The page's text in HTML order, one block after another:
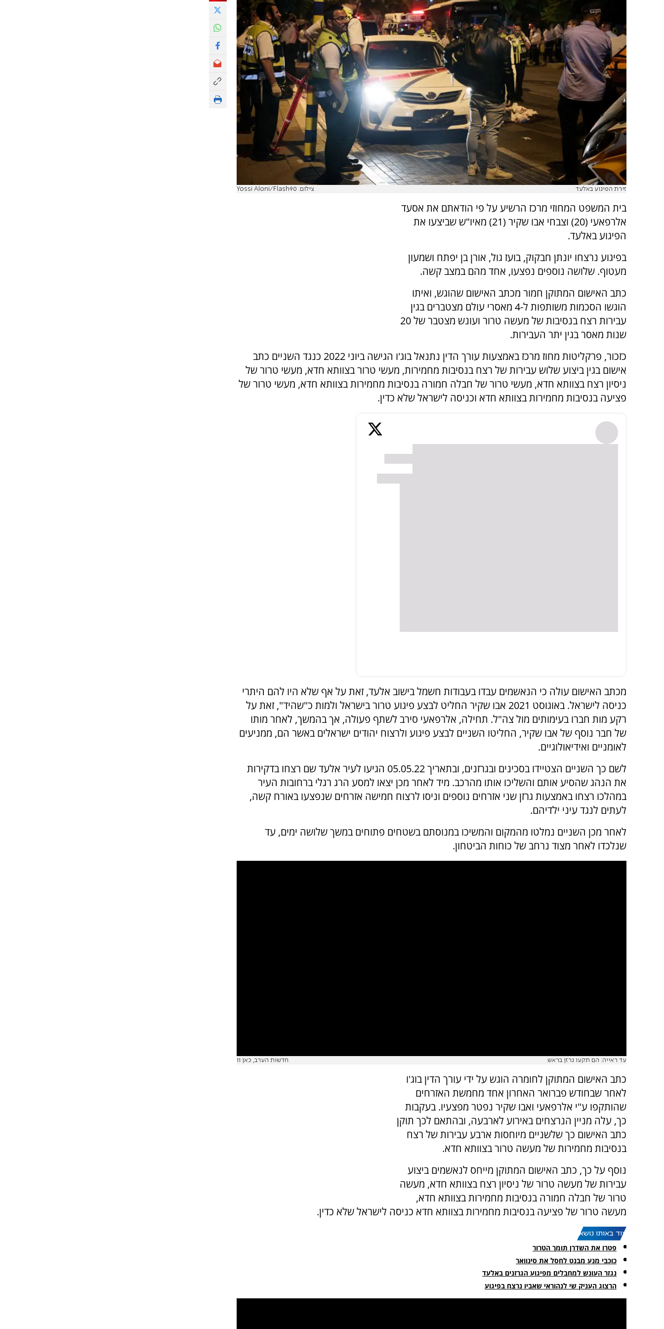
זירת הפיגוע באלעד צילום: Yossi Aloni/Flash90
בית המשפט המחוזי מרכז הרשיע על פי הודאתם את אסעד
אלרפאעי (20) וצבחי אבו שקיר (21) מאיו"ש שביצעו את
הפיגוע באלעד.
בפיגוע נרצחו יונתן חבקוק, בועז גול, אורן בן יפתח ושמעון
מעטוף. שלושה נוספים נפצעו, אחד מהם במצב קשה.
כתב האישום המתוקן חמור מכתב האישום שהוגש, ואיתו
הוגשו הסכמות משותפות ל-4 מאסרי עולם מצטברים בגין
עבירות רצח בנסיבות של מעשה טרור ועונש מצטבר של 20
שנות מאסר בגין יתר העבירות.
כזכור, פרקליטות מחוז מרכז באמצעות עורך הדין נתנאל בוג'ו הגישה ביוני 2022 כנגד השניים כתב
אישום בגין ביצוע שלוש עבירות של רצח בנסיבות מחמירות, מעשי טרור בצוותא חדא, מעשי טרור של
ניסיון רצח בצוותא חדא, מעשי טרור של חבלה חמורה בנסיבות מחמירות בצוותא חדא, מעשי טרור של
פציעה בנסיבות מחמירות בצוותא חדא וכניסה לישראל שלא כדין.
מכתב האישום עולה כי הנאשמים עבדו בעבודות חשמל בישוב אלעד, זאת על אף שלא היו להם היתרי
כניסה לישראל. באוגוסט 2021 אבו שקיר החליט לבצע פיגוע טרור בישראל ולמות כ"שהיד", זאת על
רקע מות חברו בעימותים מול צה"ל. תחילה, אלרפאעי סירב לשתף פעולה, אך בהמשך, לאחר מותו
של חבר נוסף של אבו שקיר, החליטו השניים לבצע פיגוע ולרצוח יהודים ישראלים באשר הם, ממניעים
לאומניים ואידיאולוגיים.
לשם כך השניים הצטיידו בסכינים ובגרזנים, ובתאריך 05.05.22 הגיעו לעיר אלעד שם רצחו בדקירות
את הנהג שהסיע אותם והשליכו אותו מהרכב. מיד לאחר מכן יצאו למסע הרג רגלי ברחובות העיר
במהלכו רצחו באמצעות גרזן שני אזרחים נוספים וניסו לרצוח חמישה אזרחים שנפצעו באורח קשה,
לעתים לנגד עיני ילדיהם.
לאחר מכן השניים נמלטו מהמקום והמשיכו במנוסתם בשטחים פתוחים במשך שלושה ימים, עד
שנלכדו לאחר מצוד נרחב של כוחות הביטחון.
עד ראייה: הם תקעו גרזן בראש חדשות הערב, כאן 11
כתב האישום המתוקן לחומרה הוגש על ידי עורך הדין בוג'ו
לאחר שבחודש פברואר האחרון אחד מחמשת האזרחים
שהותקפו ע"י אלרפאעי ואבו שקיר נפטר מפצעיו. בעקבות
כך, עלה מניין הנרצחים באירוע לארבעה, ובהתאם לכך תוקן
כתב האישום כך שלשניים מיוחסות ארבע עבירות של רצח
בנסיבות מחמירות של מעשה טרור בצוותא חדא.
נוסף על כך, כתב האישום המתוקן מייחס לנאשמים ביצוע
עבירות של מעשה טרור של ניסיון רצח בצוותא חדא, מעשה
טרור של חבלה חמורה בנסיבות מחמירות בצוותא חדא,
מעשה טרור של פציעה בנסיבות מחמירות בצוותא חדא כניסה לישראל שלא כדין.
עוד באותו נושא:
פטרו את השדרן תומך הטרור
כוכבי מנע מבנט לחסל את סינוואר
נגזר העונש למחבלים מפיגוע הגרזנים באלעד
הרצוג העניק שי לנהוראי שאביו נרצח בפיגוע